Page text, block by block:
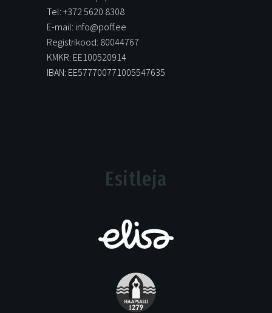
Tel: +372 5620 8308
E-mail: info@poff.ee
Registrikood: 80044767
KMKR: EE100520914
IBAN: EE577700771005547635
Esitleja